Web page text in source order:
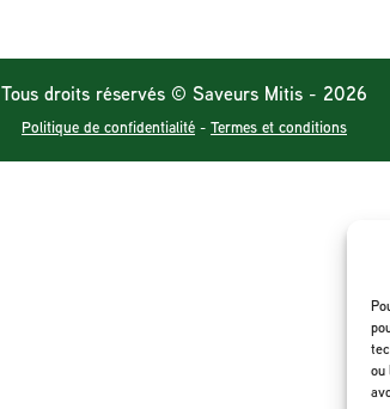
ou
Tous droits réservés © Saveurs Mitis - 2026
Politique de confidentialité - Termes et conditions